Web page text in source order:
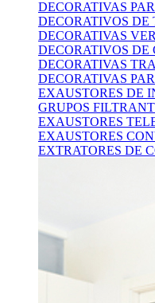
DECORATIVAS
DECORATIVOS DE
DECORATIVAS
DECORATIVOS DE
DECORATIVAS
DECORATIVAS
EXAUSTORES DE
GRUPOS
EXAUSTORES
EXAUSTORES
EXTRATORES DE